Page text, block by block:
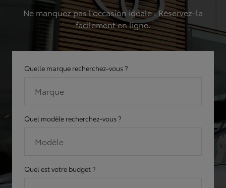
Ne manquez pas l'occasion idéale : Réservez-la
facilement en ligne.
Quelle marque recherchez-vous ?
Marque
Quel modèle recherchez-vous ?
Modèle
Quel est votre budget ?